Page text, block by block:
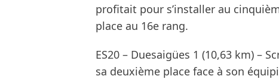
profitait pour s’installer au
place au 16e rang.
ES20 – Duesaigües 1 (10,63 km) –
sa deuxième place face à son